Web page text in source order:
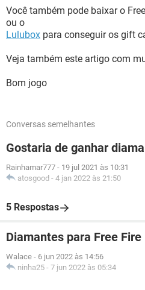
Você também pode baixar o
ou o
Lulubox para conseguir os gift
Veja também este artigo com
Bom jogo
Conversas semelhantes
Gostaria de ganhar
Rainhamar777 - 19 jul 2021 às 10:31
atosgood - 4 jan 2022 às 21:50
5 Respostas
Diamantes para Free Fire
Walace - 6 jun 2022 às 14:56
ninha25 - 7 jun 2022 às 05:34